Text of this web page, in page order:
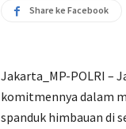
Share ke Facebook
Jakarta_MP-POLRI –
komitmennya dalam
spanduk himbauan di